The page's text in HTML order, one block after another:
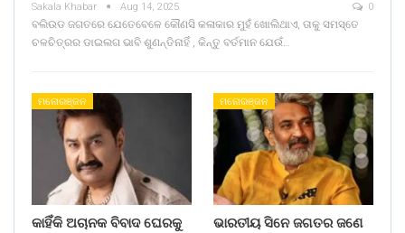
Sakala Khabar Aug 14, 2025 0
ବଲିଉଡ ଜଗତରେ ଯେତେବେଳେ କୌଣସି କଳାକାର ମୁହଁ ଖୋଲିଥାଏ, ତାକୁ ସମସ୍ତେ
ଚଳଚିତ୍ରର ଡାଇଲଗ ଭାବି ଶୁଣନ୍ତିନାହିଁ , କିନ୍ତୁ ବର୍ତମାନ ଯେଉଁ…
ମନୋରଞ୍ଜନ
କାହିଁକି ଅଚାନକ ବିବାଦ ଘେରକୁ
ମନୋରଞ୍ଜନ
ଭାରତୀୟ ସିନେ ଜଗତର ଜଣେ